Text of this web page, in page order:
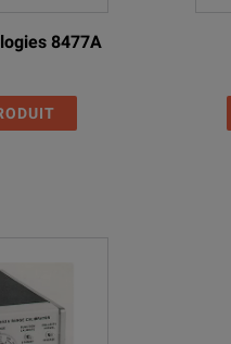
8477A